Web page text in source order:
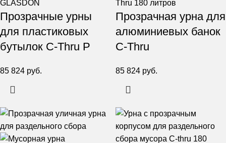
Прозрачные урны
для пластиковых
бутылок C-Thru P
85 824 руб.
Прозрачная урна для
алюминиевых банок
C-Thru
85 824 руб.